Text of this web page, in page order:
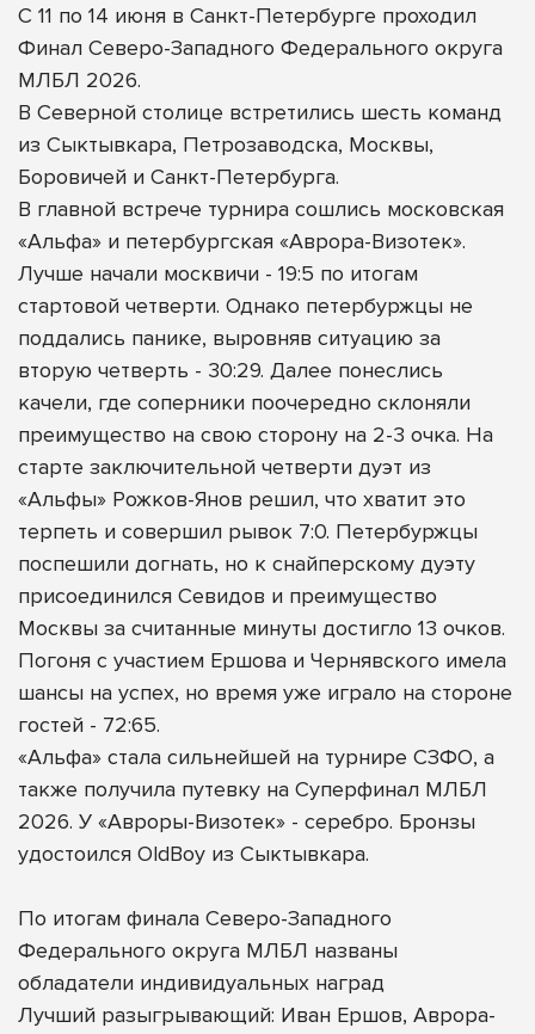
С 11 по 14 июня в Санкт-Петербурге проходил
Финал Северо-Западного Федерального округа
МЛБЛ 2026.
В Северной столице встретились шесть команд
из Сыктывкара, Петрозаводска, Москвы,
Боровичей и Санкт-Петербурга.
В главной встрече турнира сошлись московская
«Альфа» и петербургская «Аврора-Визотек».
Лучше начали москвичи - 19:5 по итогам
стартовой четверти. Однако петербуржцы не
поддались панике, выровняв ситуацию за
вторую четверть - 30:29. Далее понеслись
качели, где соперники поочередно склоняли
преимущество на свою сторону на 2-3 очка. На
старте заключительной четверти дуэт из
«Альфы» Рожков-Янов решил, что хватит это
терпеть и совершил рывок 7:0. Петербуржцы
поспешили догнать, но к снайперскому дуэту
присоединился Севидов и преимущество
Москвы за считанные минуты достигло 13 очков.
Погоня с участием Ершова и Чернявского имела
шансы на успех, но время уже играло на стороне
гостей - 72:65.
«Альфа» стала сильнейшей на турнире СЗФО, а
также получила путевку на Суперфинал МЛБЛ
2026. У «Авроры-Визотек» - серебро. Бронзы
удостоился OldBoy из Сыктывкара.
По итогам финала Северо-Западного
Федерального округа МЛБЛ названы
обладатели индивидуальных наград
Лучший разыгрывающий: Иван Ершов, Аврора-